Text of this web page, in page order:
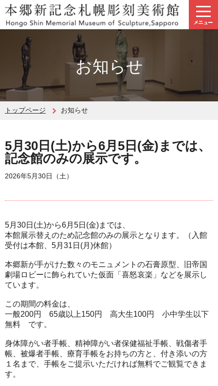
お知らせ
トップページ お知らせ
5月30日(土)から6月5日(金)までは、
記念館のみの展示です。
2026年5月30日（土）
5月30日(土)から6月5日(金)までは、
本館展示替えのため記念館のみの展示となります。（入館
受付は本館、5月31日(月)休館）
本郷新が手がけた数々のモニュメントの石膏原型、旧帝国
劇場ロビーに飾られていた仮面「喜怒哀楽」などを展示し
ています。
この期間の料金は、
一般200円 65歳以上150円 高大生100円 小中学生以下
無料 です。
身体障がい者手帳、精神障がい者保健福祉手帳、戦傷者手
帳、被爆者手帳、療育手帳をお持ちの方と、付き添いの方
１名まで、手帳をご提示いただければ無料でご観覧できま
す。